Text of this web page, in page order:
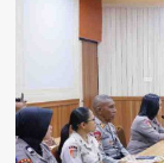
UM
Maluku
Cetak
SDM
Unggul
Demi